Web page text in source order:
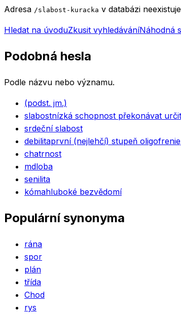
Adresa /slabost-kuracka v databázi
Hledat na úvoduZkusit vyhledáváníNáhodná
Podobná hesla
Podle názvu nebo významu.
(podst. jm.)
slabostnízká schopnost překonávat
srdeční slabost
debilitaprvní (nejlehčí) stupeň
chatrnost
mdloba
senilita
kómahluboké bezvědomí
Populární synonyma
rána
spor
plán
třída
Chod
rys